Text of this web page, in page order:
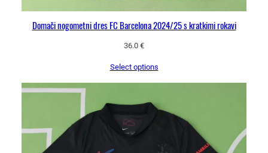
Domači nogometni dres FC Barcelona 2024/25 s kratkimi rokavi
36.0 €
Select options